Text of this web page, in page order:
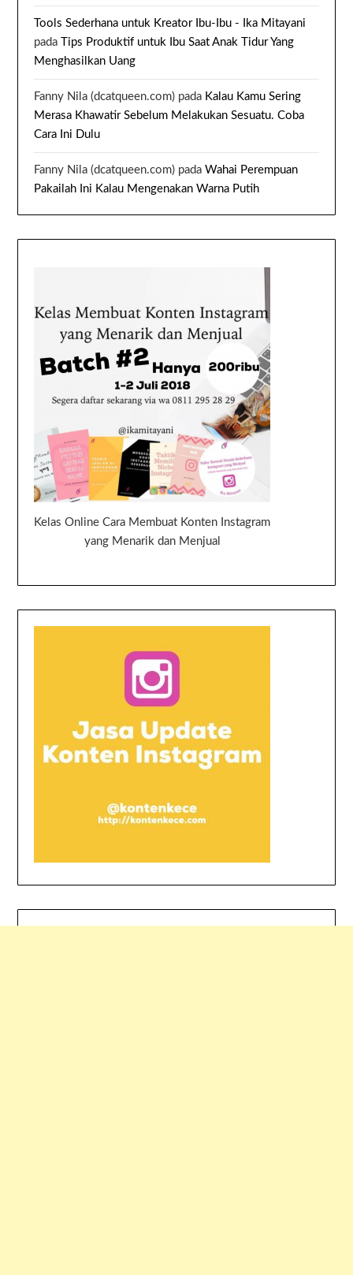
Tools Sederhana untuk Kreator Ibu-Ibu - Ika Mitayani
pada
Tips Produktif untuk Ibu Saat Anak Tidur Yang
Menghasilkan Uang
Fanny Nila (dcatqueen.com) pada Kalau Kamu Sering
Merasa Khawatir Sebelum Melakukan Sesuatu. Coba
Cara Ini Dulu
Fanny Nila (dcatqueen.com) padaWahai Perempuan
Pakailah Ini Kalau Mengenakan Warna Putih
Kelas Online Cara Membuat Konten Instagram
yang Menarik dan Menjual